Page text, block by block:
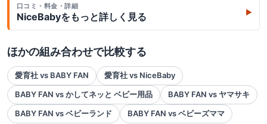
口コミ・料金・詳細
NiceBabyをもっと詳しく見る ▶
ほかの組み合わせで比較する
愛育社 vs BABY FAN
愛育社 vs NiceBaby
BABY FAN vs かしてネッと ベビー用品
BABY FAN vs ヤマサキ
BABY FAN vs ベビーランド
BABY FAN vs ベビーズママ